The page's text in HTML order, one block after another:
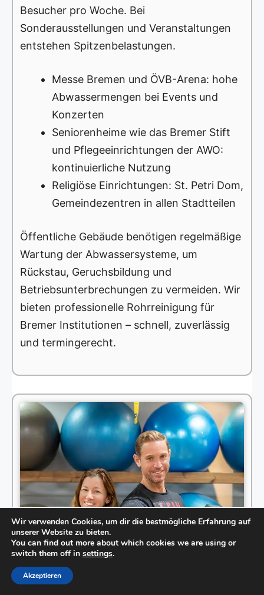
Besucher pro Woche. Bei
Sonderausstellungen und Veranstaltungen
entstehen Spitzenbelastungen.
Messe Bremen und ÖVB-Arena: hohe
Abwassermengen bei Events und
Konzerten
Seniorenheime wie das Bremer Stift
und Pflegeeinrichtungen der AWO:
kontinuierliche Nutzung
Religiöse Einrichtungen: St. Petri Dom,
Gemeindezentren in allen Stadtteilen
Öffentliche Gebäude benötigen regelmäßige
Wartung der Abwassersysteme, um
Rückstau, Geruchsbildung und
Betriebsunterbrechungen zu vermeiden. Wir
bieten professionelle Rohrreinigung für
Bremer Institutionen – schnell, zuverlässig
und termingerecht.
Wir verwenden Cookies, um dir die bestmögliche Erfahrung auf
unserer Website zu bieten.
You can find out more about which cookies we are using or
switch them off in settings.
Akzeptieren